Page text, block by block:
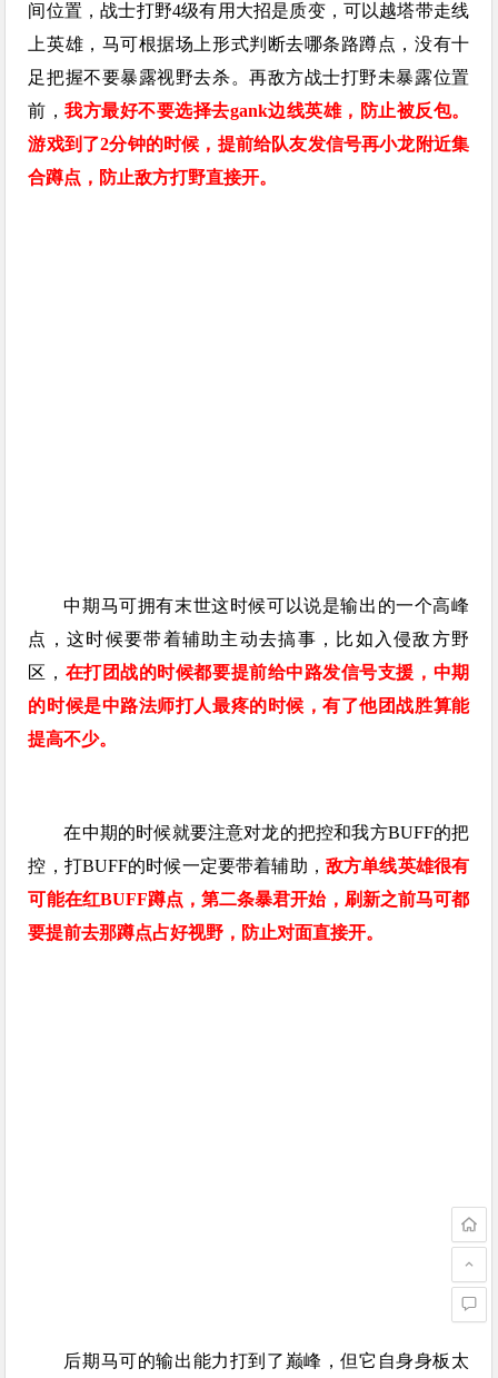
间位置，战士打野4级有用大招是质变，可以越塔带走线
上英雄，马可根据场上形式判断去哪条路蹲点，没有十
足把握不要暴露视野去杀。再敌方战士打野未暴露位置
前，我方最好不要选择去gank边线英雄，防止被反包。
游戏到了2分钟的时候，提前给队友发信号再小龙附近集
合蹲点，防止敌方打野直接开。
中期马可拥有末世这时候可以说是输出的一个高峰
点，这时候要带着辅助主动去搞事，比如入侵敌方野
区， 在打团战的时候都要提前给中路发信号支援，中期
的时候是中路法师打人最疼的时候，有了他团战胜算能
提高不少。
在中期的时候就要注意对龙的把控和我方BUFF的把
控，打BUFF的时候一定要带着辅助， 敌方单线英雄很有
可能在红BUFF蹲点，第二条暴君开始，刷新之前马可都
要提前去那蹲点占好视野，防止对面直接开。
后期马可的输出能力打到了巅峰，但它自身身板太